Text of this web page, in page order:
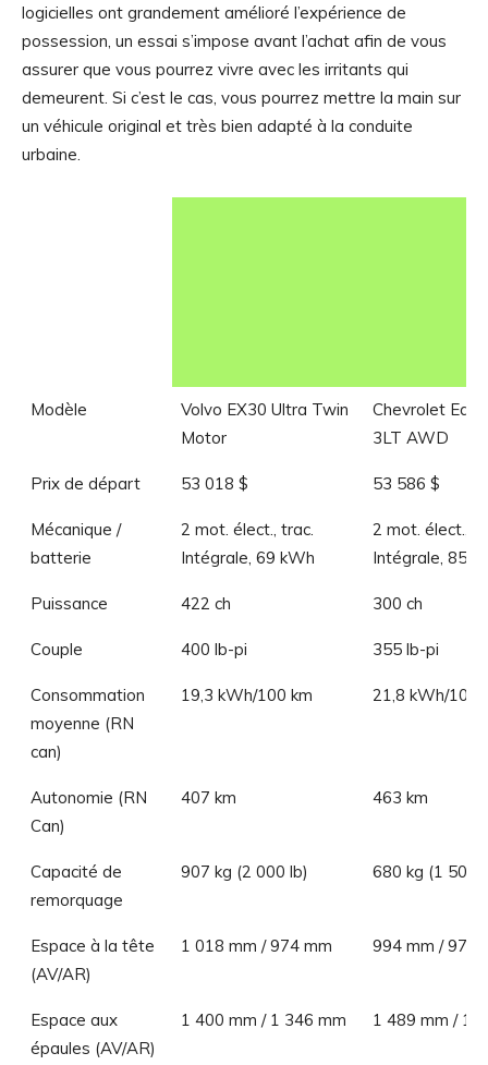
logicielles ont grandement amélioré l’expérience de
possession, un essai s’impose avant l’achat afin de vous
assurer que vous pourrez vivre avec les irritants qui
demeurent. Si c’est le cas, vous pourrez mettre la main sur
un véhicule original et très bien adapté à la conduite
urbaine.
Modèle
Volvo EX30 Ultra Twin
Motor
Chevrolet
3LT AWD
Prix de départ 53 018 $ 53 586 $
Mécanique /
batterie
2 mot. élect., trac.
Intégrale, 69 kWh
2 mot. élect.,
Intégrale, 85
Puissance 422 ch 300 ch
Couple 400 lb-pi 355 lb-pi
Consommation
moyenne (RN
can)
19,3 kWh/100 km 21,8 kWh/100
Autonomie (RN
Can)
407 km 463 km
Capacité de
remorquage
907 kg (2 000 lb) 680 kg (1 500
Espace à la tête
(AV/AR)
1 018 mm / 974 mm 994 mm / 978
Espace aux
épaules (AV/AR)
1 400 mm / 1 346 mm 1 489 mm / 1